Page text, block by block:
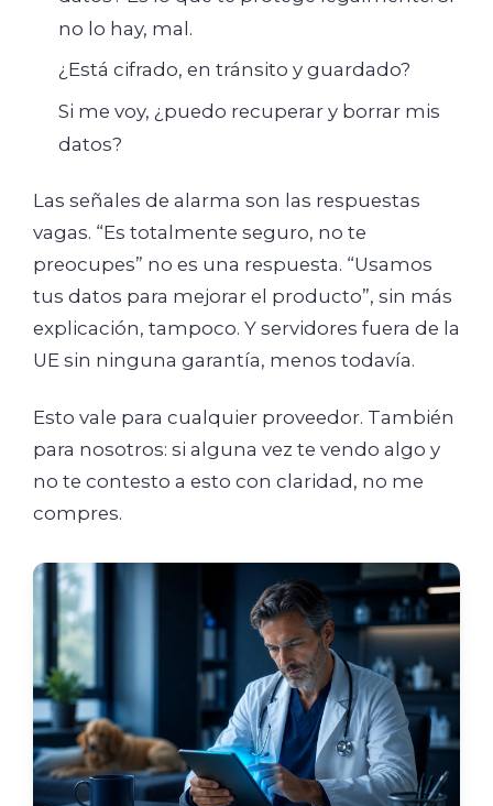
no lo hay, mal.
¿Está cifrado, en tránsito y guardado?
Si me voy, ¿puedo recuperar y borrar mis
datos?
Las señales de alarma son las respuestas
vagas. “Es totalmente seguro, no te
preocupes” no es una respuesta. “Usamos
tus datos para mejorar el producto”, sin más
explicación, tampoco. Y servidores fuera de la
UE sin ninguna garantía, menos todavía.
Esto vale para cualquier proveedor. También
para nosotros: si alguna vez te vendo algo y
no te contesto a esto con claridad, no me
compres.